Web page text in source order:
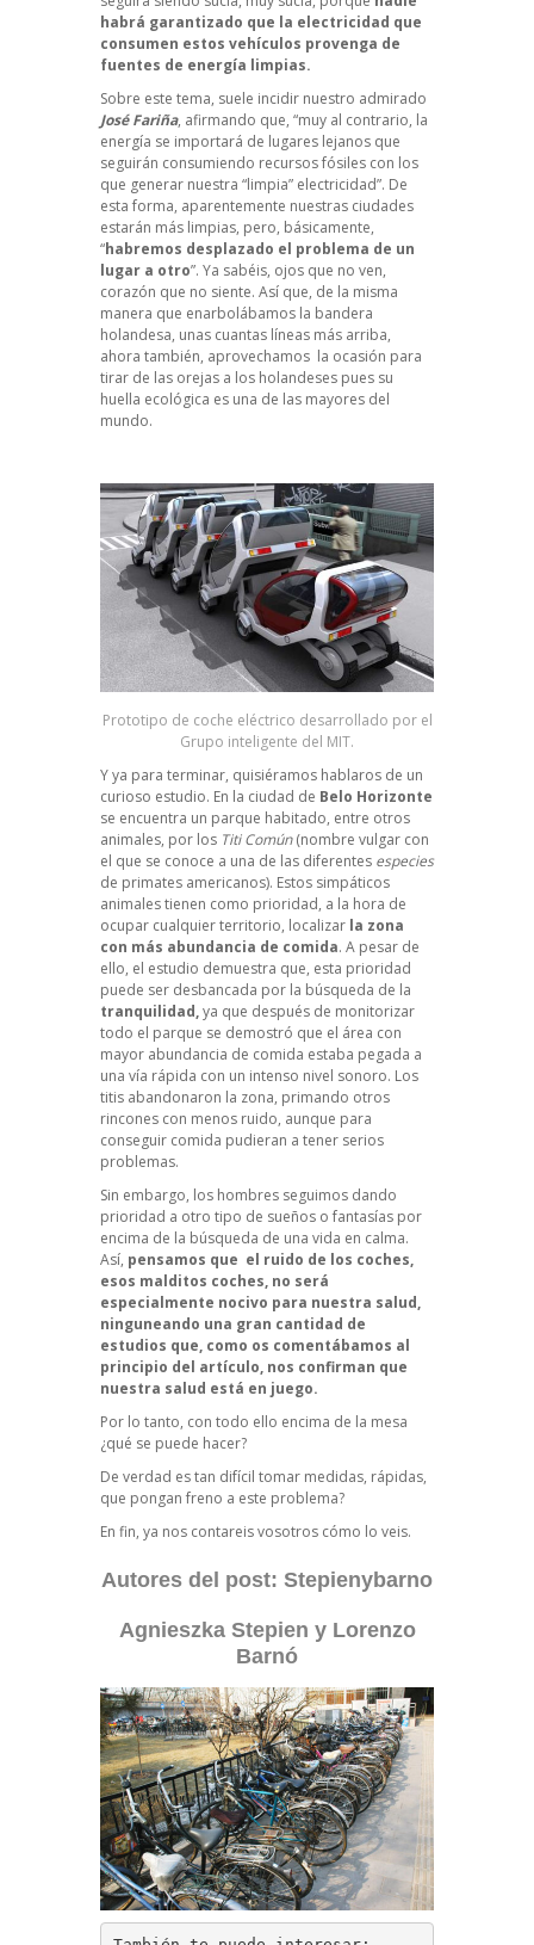
habrá garantizado que la electricidad que
consumen estos vehículos provenga de
fuentes de energía limpias.
Sobre este tema, suele incidir nuestro admirado
José Fariña, afirmando que, “muy al contrario, la
energía se importará de lugares lejanos que
seguirán consumiendo recursos fósiles con los
que generar nuestra “limpia” electricidad”. De
esta forma, aparentemente nuestras ciudades
estarán más limpias, pero, básicamente,
“habremos desplazado el problema de un
lugar a otro”. Ya sabéis, ojos que no ven,
corazón que no siente. Así que, de la misma
manera que enarbolábamos la bandera
holandesa, unas cuantas líneas más arriba,
ahora también, aprovechamos la ocasión para
tirar de las orejas a los holandeses pues su
huella ecológica es una de las mayores del
mundo.
Prototipo de coche eléctrico desarrollado por el
Grupo inteligente del MIT.
Y ya para terminar, quisiéramos hablaros de un
curioso estudio. En la ciudad de Belo Horizonte
se encuentra un parque habitado, entre otros
animales, por los Titi Común(nombre vulgar con
el que se conoce a una de las diferentes especies
de primates americanos). Estos simpáticos
animales tienen como prioridad, a la hora de
ocupar cualquier territorio, localizar la zona
con más abundancia de comida. A pesar de
ello, el estudio demuestra que, esta prioridad
puede ser desbancada por la búsqueda de la
tranquilidad,ya que después de monitorizar
todo el parque se demostró que el área con
mayor abundancia de comida estaba pegada a
una vía rápida con un intenso nivel sonoro. Los
titis abandonaron la zona, primando otros
rincones con menos ruido, aunque para
conseguir comida pudieran a tener serios
problemas.
Sin embargo, los hombres seguimos dando
prioridad a otro tipo de sueños o fantasías por
encima de la búsqueda de una vida en calma.
Así, pensamos que el ruido de los coches,
esos malditos coches, no será
especialmente nocivo para nuestra salud,
ninguneando una gran cantidad de
estudios que, como os comentábamos al
principio del artículo, nos confirman que
nuestra salud está en juego.
Por lo tanto, con todo ello encima de la mesa
¿qué se puede hacer?
De verdad es tan difícil tomar medidas, rápidas,
que pongan freno a este problema?
En fin, ya nos contareis vosotros cómo lo veis.
Autores del post: Stepienybarno
Agnieszka Stepien y Lorenzo
Barnó